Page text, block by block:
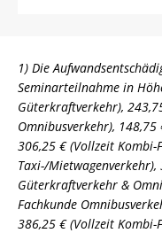
1) Die
Seminarteilnahme in
Güterkraftverkehr),
Omnibusverkehr),
306,25 € (Vollzeit
Taxi-/
Güterkraftverkehr &
Fachkunde
386,25 € (Vollzeit